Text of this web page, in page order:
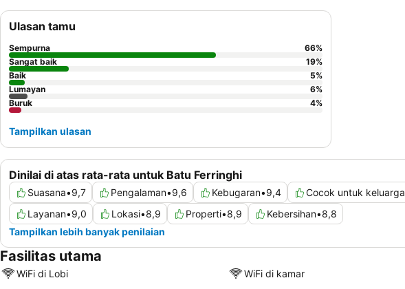
Dinilai di atas rata-rata untuk Batu Ferringhi
Suasana•9,7 Pengalaman•9,6 Kebugaran•9,4 Cocok untuk keluarga
Layanan•9,0 Lokasi•8,9 Properti•8,9 Kebersihan•8,8
Tampilkan lebih banyak penilaian
Ulasan tamu
Sempurna 66%
Sangat baik
19%
Baik
5%
Lumayan
6%
Buruk
4%
Tampilkan ulasan
Fasilitas utama
WiFi di Lobi WiFi di kamar